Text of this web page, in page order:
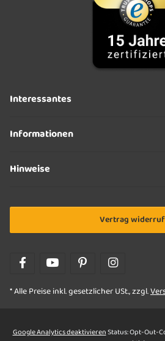
Interessantes
Informationen
Hinweise
Vertrag
* Alle Preise inkl. gesetzlicher USt., zzgl.
Google Analytics deaktivierenStatus: Opt-Out-